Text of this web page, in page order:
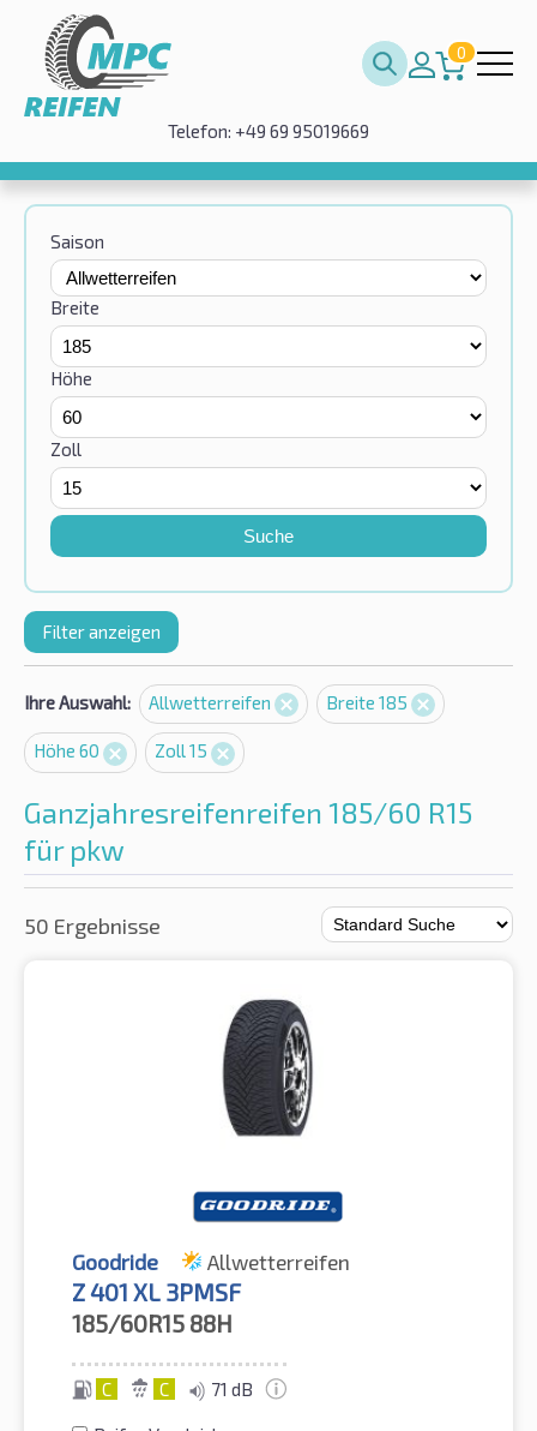
0
Telefon: +49 69 95019669
Saison
Breite
Höhe
Zoll
Suche
Filter anzeigen
Ihre Auswahl: Allwetterreifen Breite 185
Höhe 60 Zoll 15
Ganzjahresreifenreifen 185/60 R15
für pkw
50 Ergebnisse
Goodride Allwetterreifen
Z 401 XL 3PMSF
185/60R15 88H
C C 71 dB